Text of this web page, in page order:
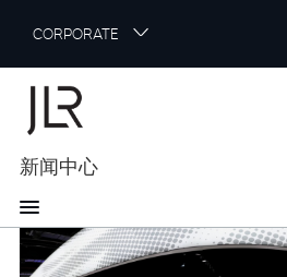
i
m
n
c
CORPORATE
新闻中心
Image